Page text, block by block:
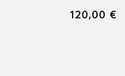
120,00 €